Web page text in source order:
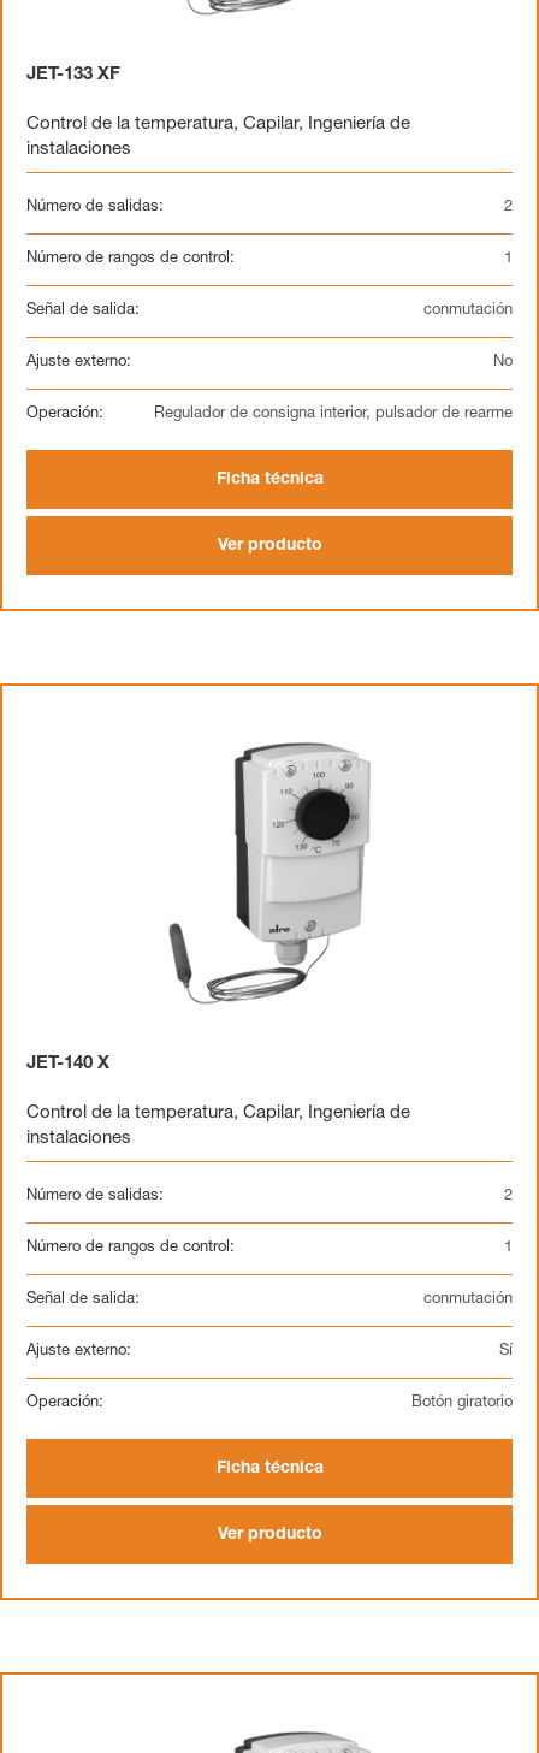
JET-133 XF
Control de la temperatura, Capilar, Ingeniería de
instalaciones
Número de salidas: 2
Número de rangos de control: 1
Señal de salida: conmutación
Ajuste externo: No
Operación: Regulador de consigna interior, pulsador de rearme
Ficha técnica
Ver producto
JET-140 X
Control de la temperatura, Capilar, Ingeniería de
instalaciones
Número de salidas: 2
Número de rangos de control: 1
Señal de salida: conmutación
Ajuste externo: Sí
Operación: Botón giratorio
Ficha técnica
Ver producto